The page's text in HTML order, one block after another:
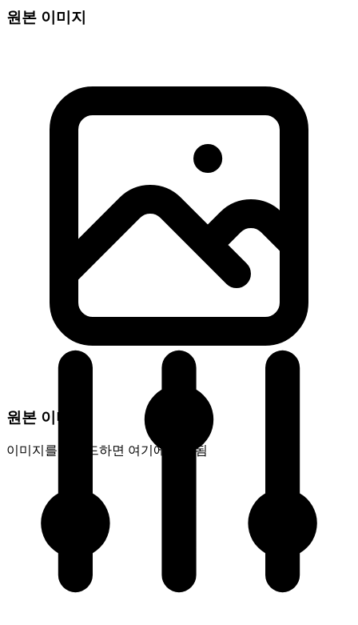
원본 이미지
원본 이미지
이미지를 업로드하면 여기에 표시됨